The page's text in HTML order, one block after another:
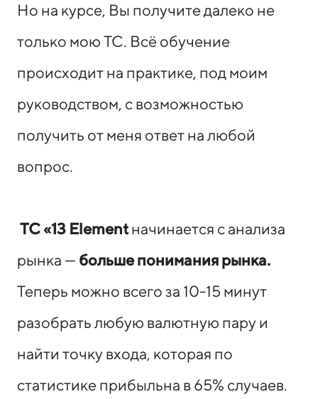
Но на курсе, Вы получите далеко не
только мою ТС. Всё обучение
происходит на практике, под моим
руководством, с возможностью
получить от меня ответ на любой
вопрос.
ТС «13 Elementначинается с анализа
рынка — больше понимания рынка.
Теперь можно всего за 10-15 минут
разобрать любую валютную пару и
найти точку входа, которая по
статистике прибыльна в 65% случаев.